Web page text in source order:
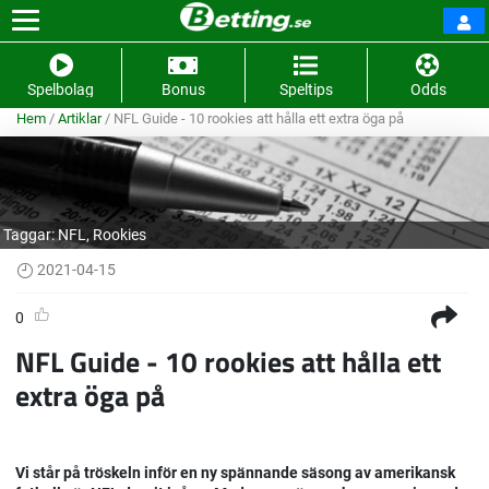
Spelbolag Bonus Speltips Odds
Hem / Artiklar/ NFL Guide - 10 rookies att hålla ett extra öga på
Taggar:NFL , Rookies
2021-04-15
0
NFL Guide - 10 rookies att hålla ett
extra öga på
Vi står på tröskeln inför en ny spännande säsong av amerikansk